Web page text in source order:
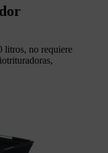
litros, no requiere